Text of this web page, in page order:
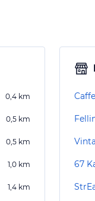
0,4 km
0,5 km
0,5 km
1,0 km
1,4 km
67